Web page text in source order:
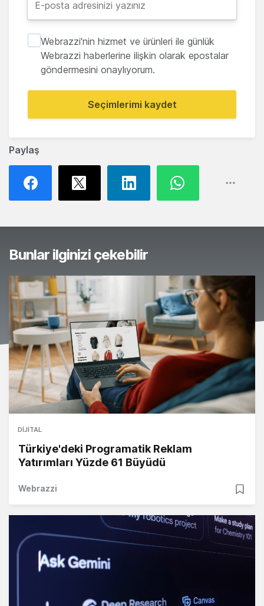
Paylaş
Webrazzi'nin hizmet ve ürünleri ile günlük
Webrazzi haberlerine ilişkin olarak epostalar
göndermesini onaylıyorum.
Seçimlerimi kaydet
Bunlar ilginizi çekebilir
DIJITAL
Türkiye'deki Programatik Reklam
Yatırımları Yüzde 61 Büyüdü
Webrazzi